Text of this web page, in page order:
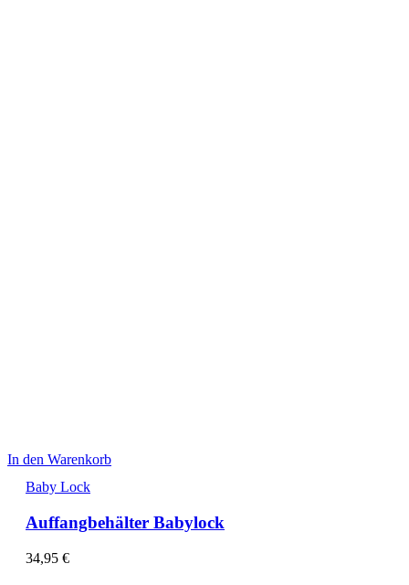
In den Warenkorb
Baby Lock
Auffangbehälter Babylock
34,95 €